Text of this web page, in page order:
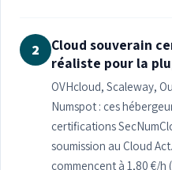
2
Cloud souverain
réaliste pour la
OVHcloud, Scaleway,
Numspot : ces
certifications
soumission au Cloud
commencent à 1,80 €/h